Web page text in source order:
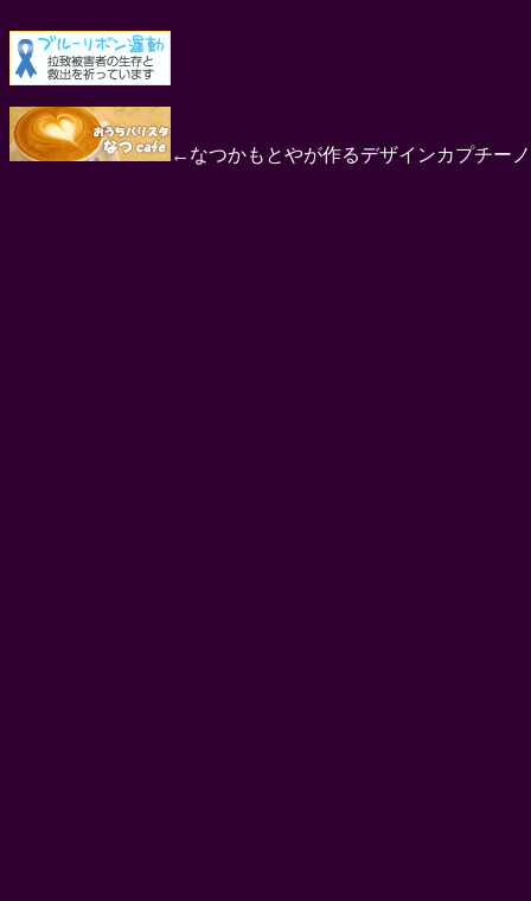
←なつかもとやが作るデザインカプチー